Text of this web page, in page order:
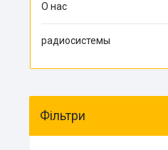
О нас
радиосистемы
Фільтри